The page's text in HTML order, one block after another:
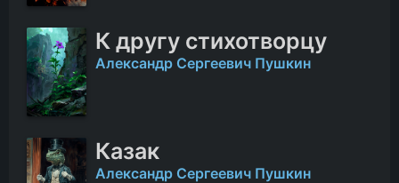
К другу стихотворцу
Александр Сергеевич Пушкин
Казак
Александр Сергеевич Пушкин